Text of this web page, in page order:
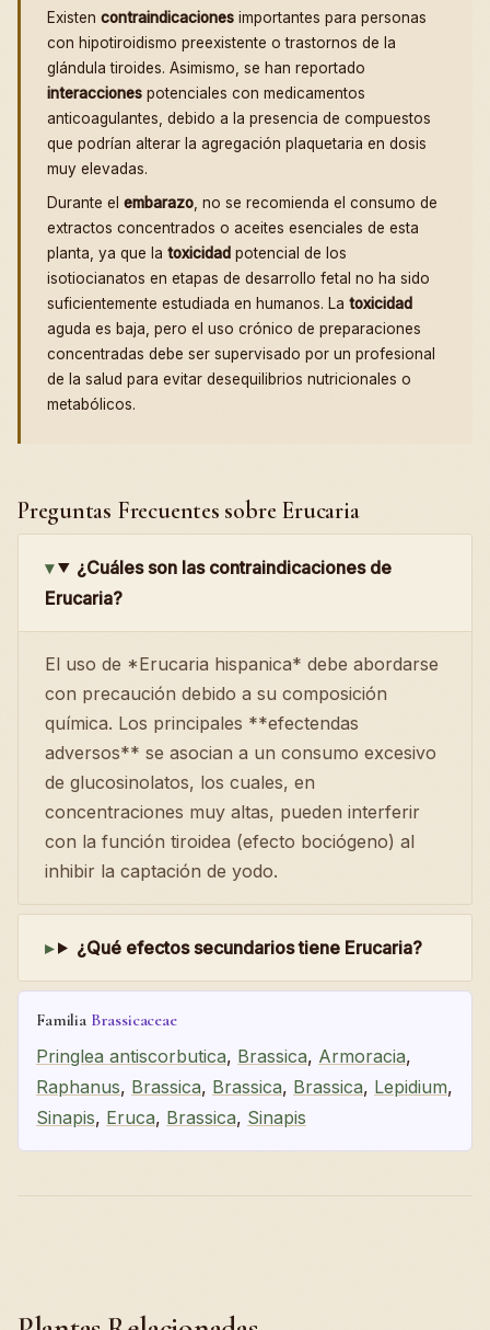
Existen contraindicaciones importantes para personas
con hipotiroidismo preexistente o trastornos de la
glándula tiroides. Asimismo, se han reportado
interacciones potenciales con medicamentos
anticoagulantes, debido a la presencia de compuestos
que podrían alterar la agregación plaquetaria en dosis
muy elevadas.
Durante el embarazo , no se recomienda el consumo de
extractos concentrados o aceites esenciales de esta
planta, ya que la toxicidad potencial de los
isotiocianatos en etapas de desarrollo fetal no ha sido
suficientemente estudiada en humanos. La toxicidad
aguda es baja, pero el uso crónico de preparaciones
concentradas debe ser supervisado por un profesional
de la salud para evitar desequilibrios nutricionales o
metabólicos.
Preguntas Frecuentes sobre Erucaria
¿Cuáles son las contraindicaciones de
Erucaria?
El uso de *Erucaria hispanica* debe abordarse
con precaución debido a su composición
química. Los principales **efectendas
adversos** se asocian a un consumo excesivo
de glucosinolatos, los cuales, en
concentraciones muy altas, pueden interferir
con la función tiroidea (efecto bociógeno) al
inhibir la captación de yodo.
¿Qué efectos secundarios tiene Erucaria?
Familia Brassicaceae
Pringlea antiscorbutica, Brassica, Armoracia,
Raphanus, Brassica, Brassica, Brassica, Lepidium,
Sinapis, Eruca, Brassica, Sinapis